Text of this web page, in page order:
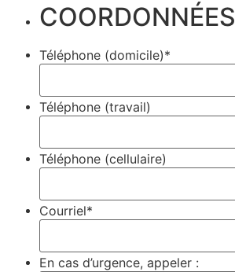
COORDONNÉES
Téléphone (domicile)*
Téléphone (travail)
Téléphone (cellulaire)
Courriel*
En cas d’urgence, appeler :